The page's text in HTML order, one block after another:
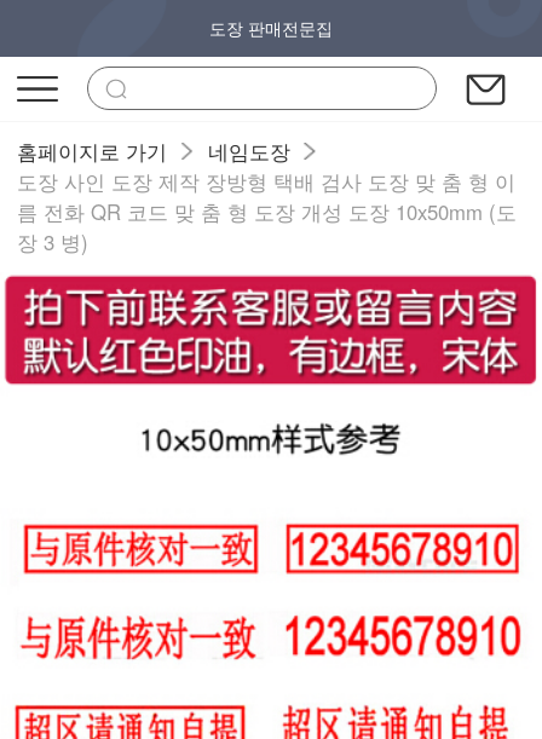
도장 판매전문집
홈페이지로 가기
네임도장
도장 사인 도장 제작 장방형 택배 검사 도장 맞 춤 형 이
름 전화 QR 코드 맞 춤 형 도장 개성 도장 10x50mm (도
장 3 병)